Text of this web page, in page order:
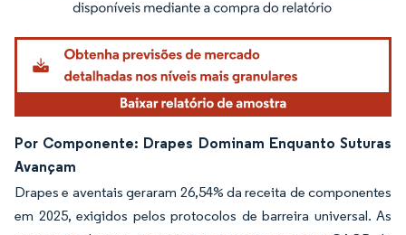
Por Componente: Drapes Dominam Enquanto Suturas
Avançam
Drapes e aventais geraram 26,54% da receita de componentes
em 2025, exigidos pelos protocolos de barreira universal. As